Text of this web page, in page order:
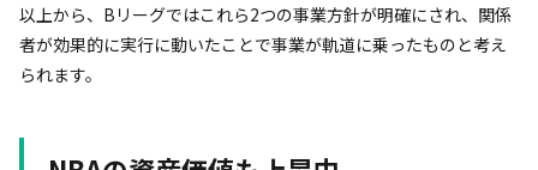
以上から、Bリーグではこれら2つの事業方針が明確にされ、関係
者が効果的に実行に動いたことで事業が軌道に乗ったものと考え
られます。